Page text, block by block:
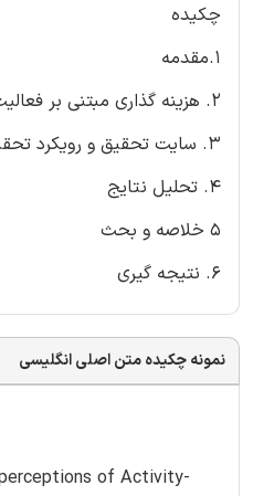
چکیده
1.مقدمه
2. هزینه گذاری مبتنی بر فعالیت و موفقیت سیستم
3. سایت تحقیق و رویکرد تحقیقاتی
4. تحلیل نتایج
5 خلاصه و بحث
6. نتیجه گیری
نمونه چکیده متن اصلی انگلیسی
of Activity-